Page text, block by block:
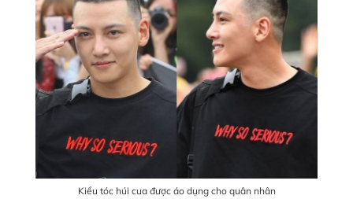
Kiểu tóc húi cua được áo dụng cho quân nhân